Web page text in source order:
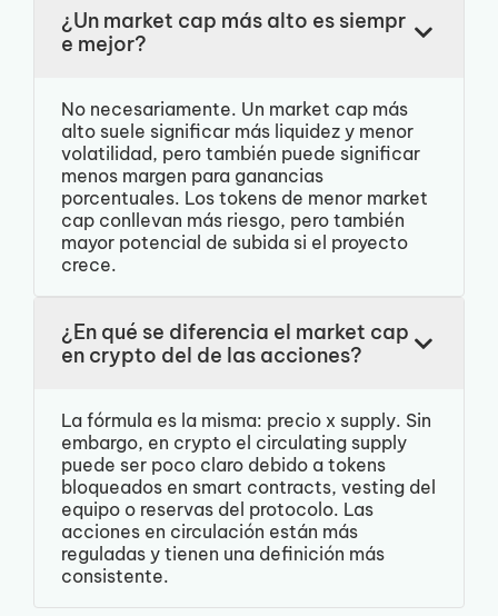
¿Un market cap más alto es siempr
e mejor?
No necesariamente. Un market cap más
alto suele significar más liquidez y menor
volatilidad, pero también puede significar
menos margen para ganancias
porcentuales. Los tokens de menor market
cap conllevan más riesgo, pero también
mayor potencial de subida si el proyecto
crece.
¿En qué se diferencia el market cap
en crypto del de las acciones?
La fórmula es la misma: precio x supply. Sin
embargo, en crypto el circulating supply
puede ser poco claro debido a tokens
bloqueados en smart contracts, vesting del
equipo o reservas del protocolo. Las
acciones en circulación están más
reguladas y tienen una definición más
consistente.